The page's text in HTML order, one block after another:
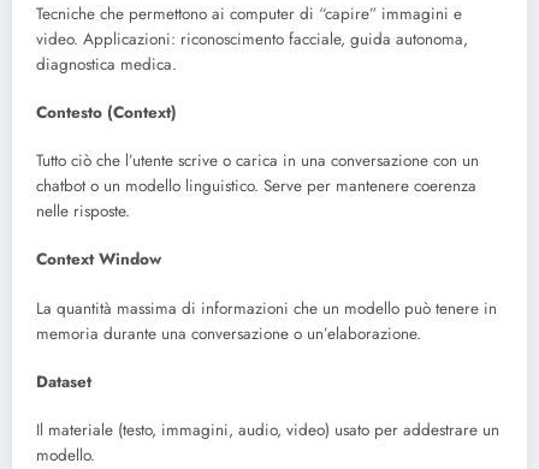
Tecniche che permettono ai computer di “capire” immagini e
video. Applicazioni: riconoscimento facciale, guida autonoma,
diagnostica medica.
Contesto (Context)
Tutto ciò che l’utente scrive o carica in una conversazione con un
chatbot o un modello linguistico. Serve per mantenere coerenza
nelle risposte.
Context Window
La quantità massima di informazioni che un modello può tenere in
memoria durante una conversazione o un’elaborazione.
Dataset
Il materiale (testo, immagini, audio, video) usato per addestrare un
modello.